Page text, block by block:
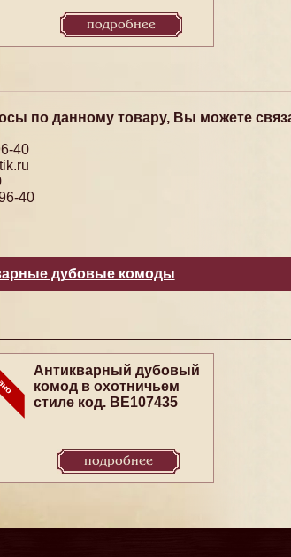
подробнее
по данному товару, Вы можете
40
40
дубовые комоды
Антикварный дубовый
комод в охотничьем
стиле код. BE107435
подробнее